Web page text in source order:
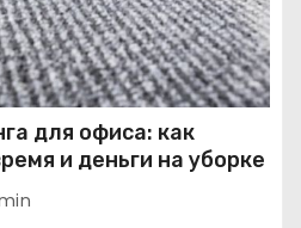
для офиса: как
и деньги на уборке